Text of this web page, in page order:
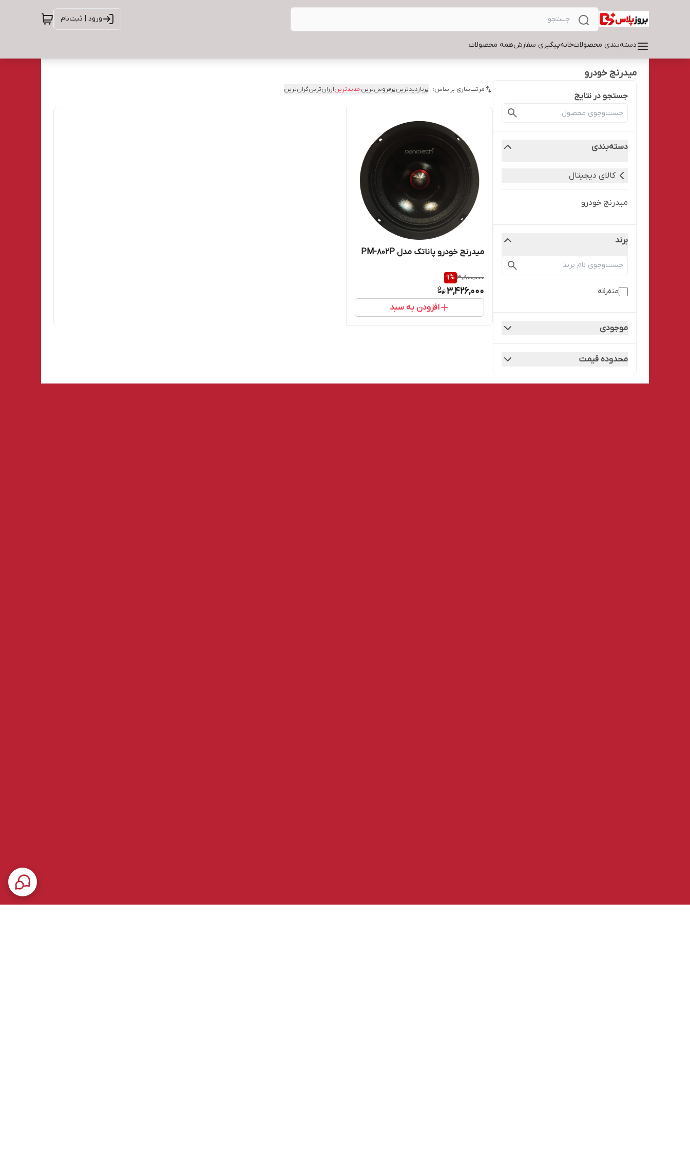
ورود | ثبت‌نام
دسته‌بندی محصولاتخانهپیگیری سفارشهمه محصولات
میدرنج خودرو
جستجو در نتایج
دسته‌بندی
کالای دیجیتال
میدرنج خودرو
برند
متفرقه
موجودی
محدوده قیمت
مرتب‌سازی براساس: پربازدیدترینپرفروش‌ترینجدیدترینارزان‌ترینگران‌ترین
میدرنج خودرو پاناتک مدل PM-802P
3,800,000
9%
3,426,000
افزودن به سبد